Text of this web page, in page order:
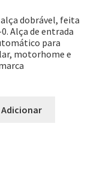
dobrável, feita
Alça de entrada
para
motorhome e
Adicionar